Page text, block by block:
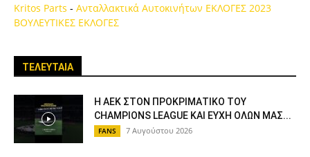
Kritos Parts - Ανταλλακτικά Αυτοκινήτων ΕΚΛΟΓΕΣ 2023
ΒΟΥΛΕΥΤΙΚΕΣ ΕΚΛΟΓΕΣ
ΤΕΛΕΥΤΑΙΑ
Η ΑΕΚ ΣΤΟΝ ΠΡΟΚΡΙΜΑΤΙΚΟ ΤΟΥ
CHAMPIONS LEAGUE ΚΑΙ ΕΥΧΗ ΟΛΩΝ ΜΑΣ...
FANS 7 Αυγούστου 2026